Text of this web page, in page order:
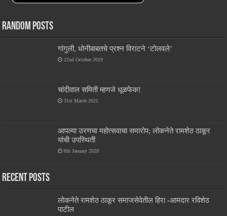
Random Posts
गांगुली, धोनीबाबतचे प्रश्न विराटने ‘टोलवले’
22nd October 2019
चांदीवाल समिती म्हणजे धूळफेक!
31st March 2021
आपल्या उरणचा महोत्सवाचा समारोप; लोकनेते रामशेठ ठाकूर
यांची उपस्थिती
6th January 2020
Recent Posts
लोकनेते रामशेठ ठाकूर समाजसेवेतील हिरा -आमदार रविशेठ
पाटील